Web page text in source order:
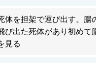
体を担架で運び出す。腸の
び出た死体があり初めて腸
見る